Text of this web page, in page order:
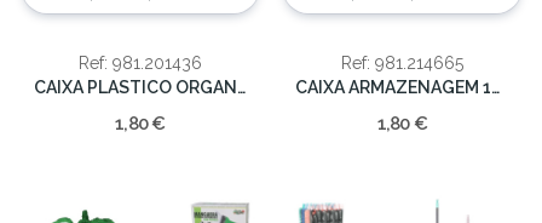
Ref: 981.201436
CAIXA PLASTICO ORGANIZAÇÃO 10X20X2.5CM
1,80 €
Ref: 981.214665
CAIXA ARMAZENAGEM 15.5X8.5CM
1,80 €